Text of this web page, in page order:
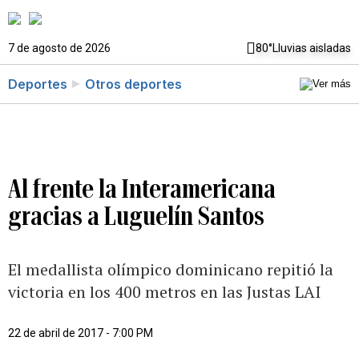
7 de agosto de 2026 80°Lluvias aisladas
Deportes Otros deportes
Al frente la Interamericana
gracias a Luguelín Santos
El medallista olímpico dominicano repitió la
victoria en los 400 metros en las Justas LAI
22 de abril de 2017 - 7:00 PM